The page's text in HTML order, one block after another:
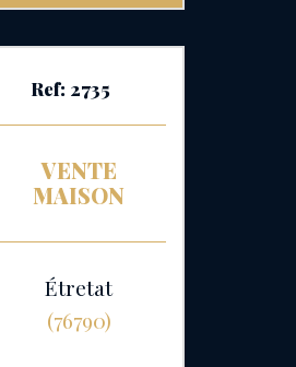
Ref: 2735
VENTE
MAISON
Étretat
(76790)